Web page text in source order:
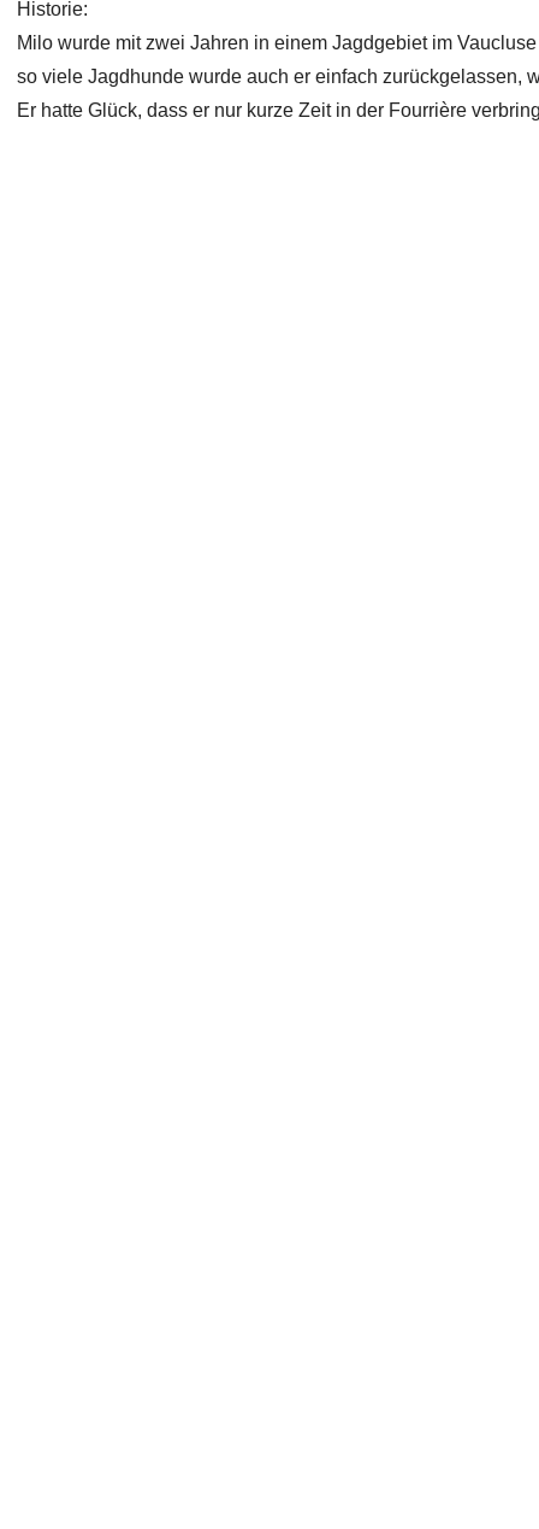
Historie:
Milo wurde mit zwei Jahren in einem Jagdgebiet im
so viele Jagdhunde wurde auch er einfach zurückgelassen,
Er hatte Glück, dass er nur kurze Zeit in der Fourrière